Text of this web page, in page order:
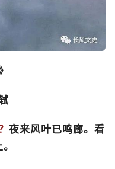
夜来风叶已鸣廊。看